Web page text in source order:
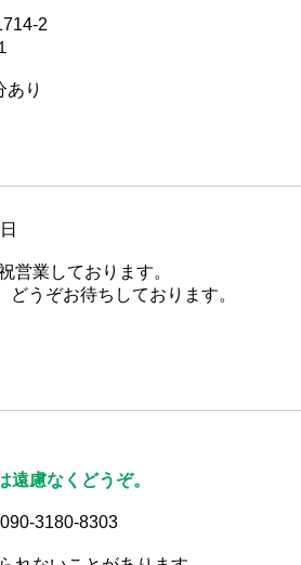
2
り
営業しております。
うぞお待ちしております。
遠慮なくどうぞ。
3180-8303